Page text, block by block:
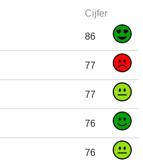
Cijfer
86
77
77
76
76